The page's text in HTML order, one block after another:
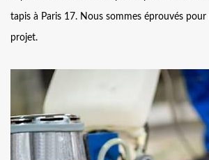
tapis à Paris 17. Nous sommes éprouvés
projet.